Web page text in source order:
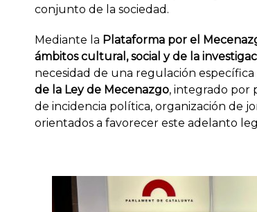
conjunto de la sociedad.
Mediante la Plataforma por el
ámbitos cultural, social y de la
necesidad de una regulación específica
de la Ley de Mecenazgo, integrado por
de incidencia política, organización de
orientados a favorecer este adelanto